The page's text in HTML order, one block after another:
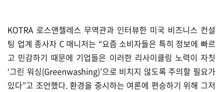
KOTRA 로스앤젤레스 무역관과 인터뷰한 미국 비즈니스 컨설
팅 업계 종사자 C 매니저는 “요즘 소비자들은 특히 정보에 빠르
고 민감하기 때문에 기업들은 이러한 리사이클링 노력이 자칫
‘그린 워싱(Greenwashing)’으로 비치지 않도록 주의할 필요가
있다”고 조언했다. 환경을 중시하는 여론에 편승하기 위해 그저